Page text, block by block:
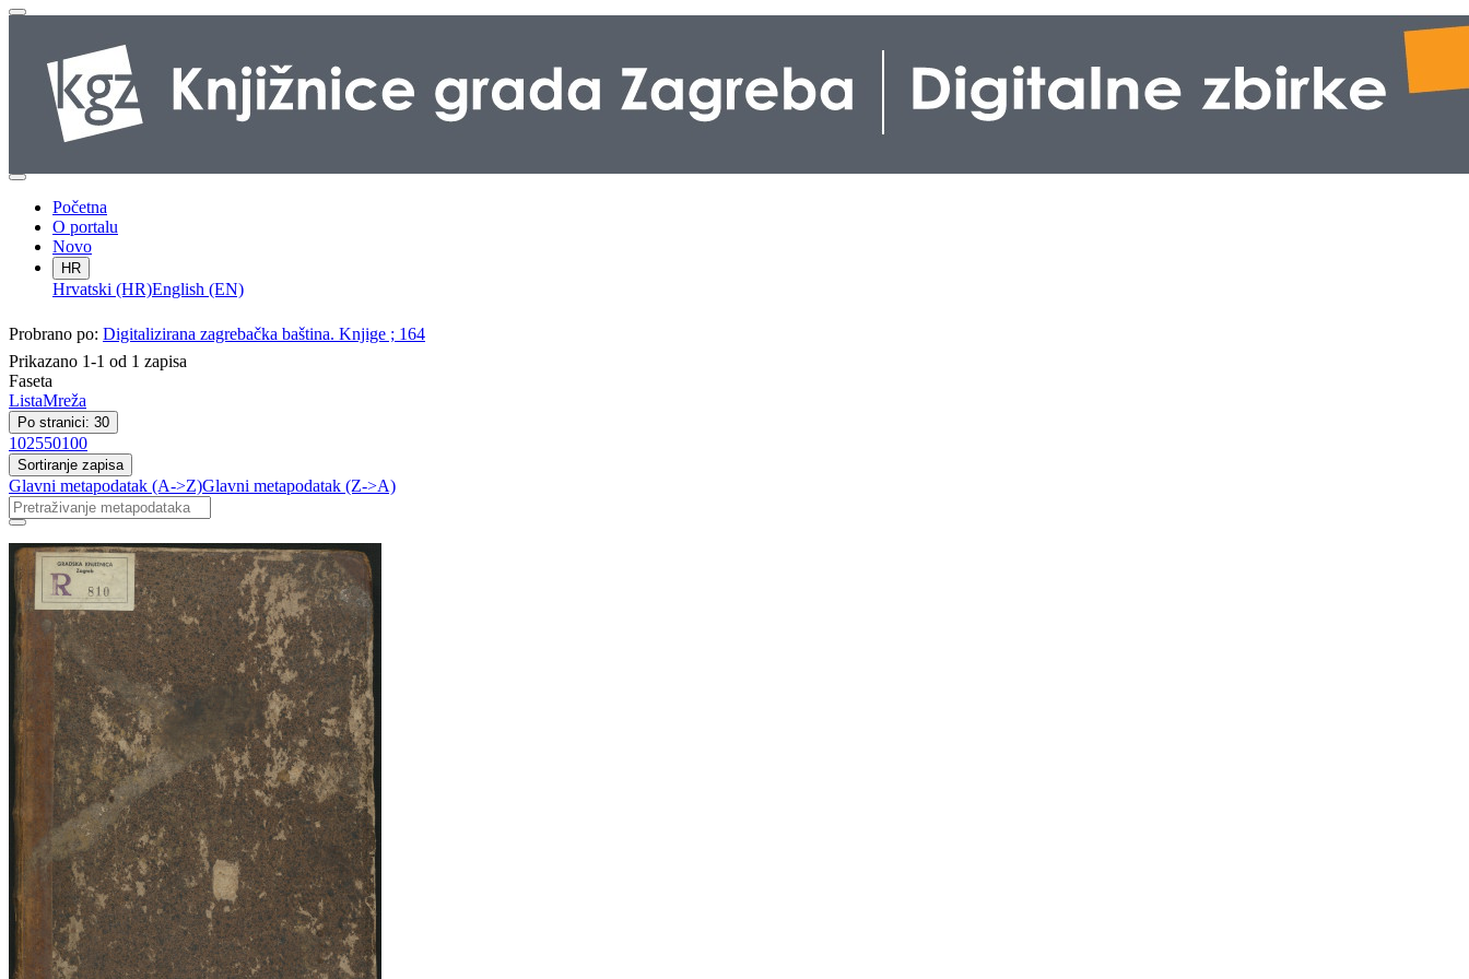
Početna
O portalu
Novo
HR
Hrvatski (HR)English (EN)
Probrano po: Digitalizirana zagrebačka baština. Knjige ; 164
Prikazano 1-1 od 1 zapisa
Faseta
ListaMreža
Po stranici: 30
102550100
Sortiranje zapisa
Glavni metapodatak (A->Z)Glavni metapodatak (Z->A)